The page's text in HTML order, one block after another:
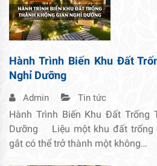
Hành Trình Biến Khu Đất
Nghỉ Dưỡng
Admin Tin tức
Hành Trình Biến Khu Đất Trống
Dưỡng Liệu một khu đất trống
gắt có thể trở thành một không…